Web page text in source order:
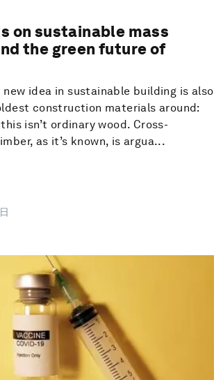
on sustainable mass
the green future of
new idea in sustainable building is also
construction materials around:
isn’t ordinary wood. Cross-
as it’s known, is argua...